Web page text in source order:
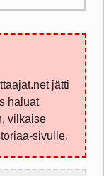
jätti
haluat
vilkaise
sivulle.